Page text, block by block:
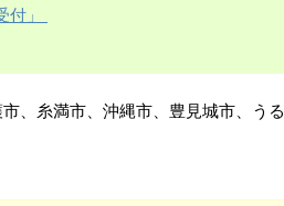
付」
、糸満市、沖縄市、豊見城市、うる